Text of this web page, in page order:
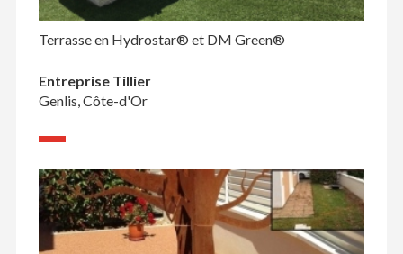
Terrasse en Hydrostar® et DM Green®
Entreprise Tillier
Genlis, Côte-d'Or